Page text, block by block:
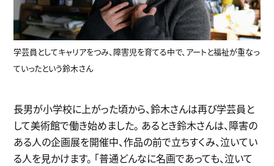
学芸員としてキャリアをつみ、障害児を育てる中で、アートと福祉が重なっ
ていったという鈴木さん
長男が小学校に上がった頃から、鈴木さんは再び学芸員と
して美術館で働き始めました。 あるとき鈴木さんは、障害の
ある人の企画展を開催中、作品の前で立ちすくみ、泣いてい
る人を見かけます。 「普通どんなに名画であっても、泣いて